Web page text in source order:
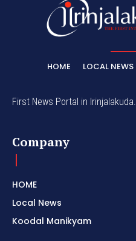
HOME LOCAL NEWS
First News Portal in Irinjalakuda.
Company
HOME
Local News
Koodal Manikyam